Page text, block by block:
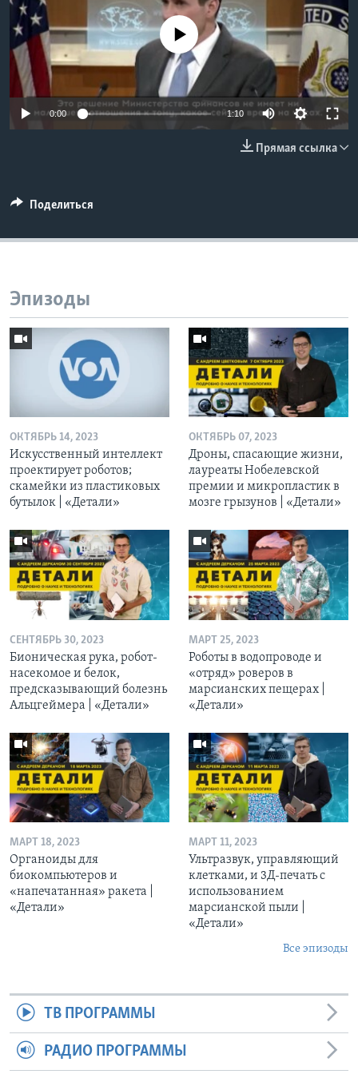
Learning English
СОЦИАЛЬНЫЕ СЕТИ
No media source currently available
0:00 1:10
Прямая ссылка
Поделиться
Эпизоды
ОКТЯБРЬ 14, 2023
Искусственный интеллект
проектирует роботов;
скамейки из пластиковых
бутылок | «Детали»
ОКТЯБРЬ 07, 2023
Дроны, спасающие жизни,
лауреаты Нобелевской
премии и микропластик в
мозге грызунов | «Детали»
СЕНТЯБРЬ 30, 2023
Бионическая рука, робот-
насекомое и белок,
предсказывающий болезнь
Альцгеймера | «Детали»
МАРТ 25, 2023
Роботы в водопроводе и
«отряд» роверов в
марсианских пещерах |
«Детали»
МАРТ 18, 2023
Органоиды для
биокомпьютеров и
«напечатанная» ракета |
«Детали»
МАРТ 11, 2023
Ультразвук, управляющий
клетками, и 3Д-печать c
использованием
марсианской пыли |
«Детали»
Все эпизоды
ТВ ПРОГРАММЫ
РАДИО ПРОГРАММЫ